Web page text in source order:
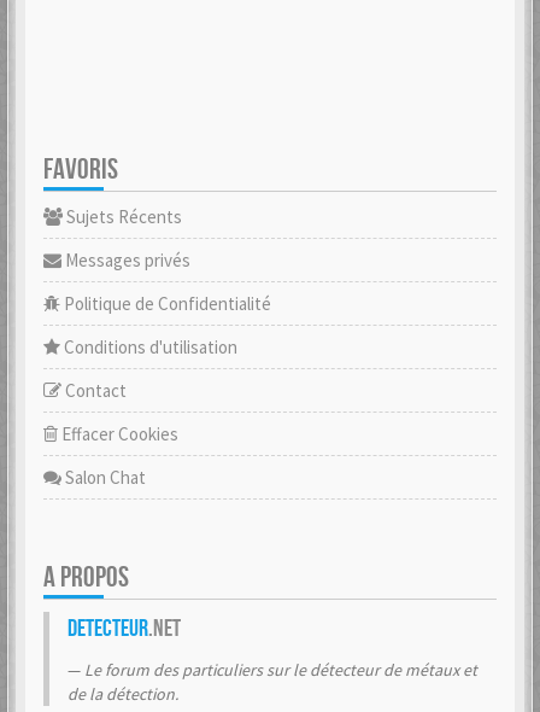
FAVORIS
Sujets Récents
Messages privés
Politique de Confidentialité
Conditions d'utilisation
Contact
Effacer Cookies
Salon Chat
A PROPOS
Detecteur.net
Le forum des particuliers sur le détecteur de métaux et
de la détection.